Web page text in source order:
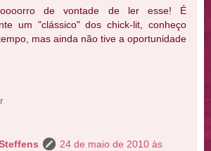
de vontade de ler esse! É
um "clássico" dos chick-lit, conheço
mas ainda não tive a oportunidade
24 de maio de 2010 às